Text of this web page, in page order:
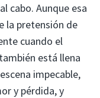
cabo. Aunque esa
la pretensión de
cuando el
está llena
impecable,
y pérdida, y